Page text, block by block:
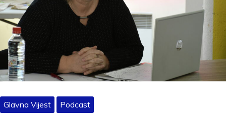
Glavna Vijest Podcast